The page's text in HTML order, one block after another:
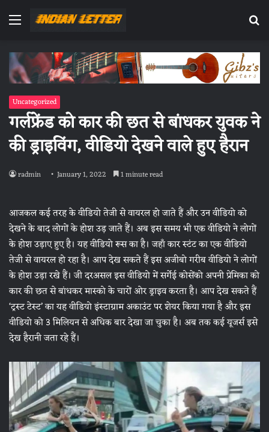
Menu
Uncategorized
गर्लफ्रेंड को कार की छत से बांधकर युवक ने
की ड्राइविंग, वीडियो देखने वाले हुए हैरान
radmin January 1, 2022 1 minute read
आजकल कई तरह के वीडियो तेजी से वायरल हो जाते हैं और उन वीडियो को
देखने के बाद लोगों के होश उड़ जाते हैं। अब इस समय भी एक वीडियो ने लोगों
के होश उड़ाए हुए है। यह वीडियो रूस का है। जहाँ कार स्टंट का एक वीडियो
तेजी से वायरल हो रहा है। आप देख सकते हैं इस अजीबो गरीब वीडियो ने लोगों
के होश उड़ा रखे हैं। जी दरअसल इस वीडियो में सर्गेई कोसेंको अपनी प्रेमिका को
कार की छत से बांधकर मास्को के चारों ओर ड्राइव करता है। आप देख सकते हैं
‘ट्रस्ट टेस्ट’ का यह वीडियो इंस्टाग्राम अकाउंट पर शेयर किया गया है और इस
वीडियो को 3 मिलियन से अधिक बार देखा जा चुका है। अब तक कई यूजर्स इसे
देख हैरानी जता रहे हैं।